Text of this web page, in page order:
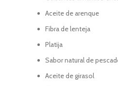
Aceite de arenque
Fibra de lenteja
Platija
Sabor natural de
Aceite de girasol